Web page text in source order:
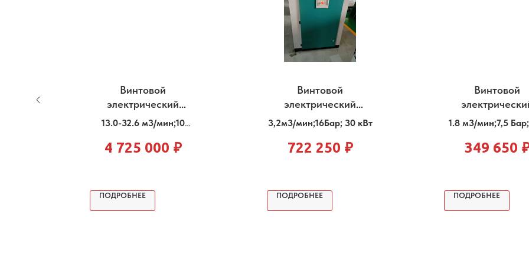
Винтовой
электрический
компрессор DMV-
200G
13.0-32.6 м3/мин;10
4 725 000 ₽
ПОДРОБНЕЕ
Винтовой
электрический
компрессор DM-30A
(16бар)
3,2м3/мин;16Бар; 30 кВт
722 250 ₽
ПОДРОБНЕЕ
Винтовой
компрессор DM-
1.8 м3/мин;7,5 Бар;
349 650
ПОДРОБНЕЕ